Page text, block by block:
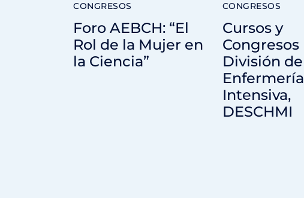
CONGRESOS
Foro AEBCH: “El
Rol de la Mujer en
la Ciencia”
CONGRESOS
Cursos y
Congresos
División de
Enfermería
Intensiva,
DESCHMI